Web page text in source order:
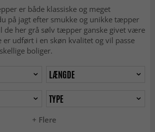
er både klassiske og meget
på jagt efter smukke og unikke tæpper
de her grå sølv tæpper ganske givet være
er udført i en skøn kvalitet og vil passe
boliger.
+ Flere
LÆNGDE
TYPE